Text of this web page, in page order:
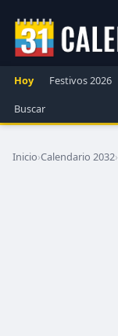
Hoy Festivos 2026
Buscar
Inicio›Calendario 2032›